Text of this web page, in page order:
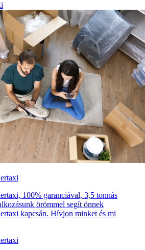
100% garanciával, 3,5 tonnás
örömmel segít önnek
kapcsán. Hívjon minket és mi